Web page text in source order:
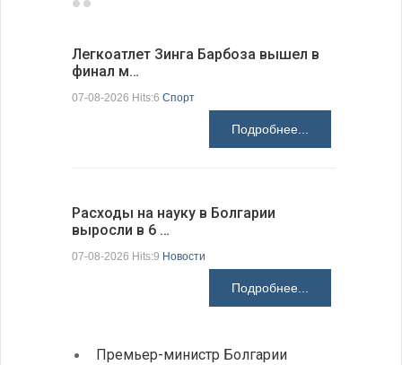
Легкоатлет Зинга Барбоза вышел в
финал м…
07-08-2026 Hits:6 Спорт
Подробнее...
Расходы на науку в Болгарии
выросли в 6 …
07-08-2026 Hits:9 Новости
Подробнее...
Премьер-министр Болгарии